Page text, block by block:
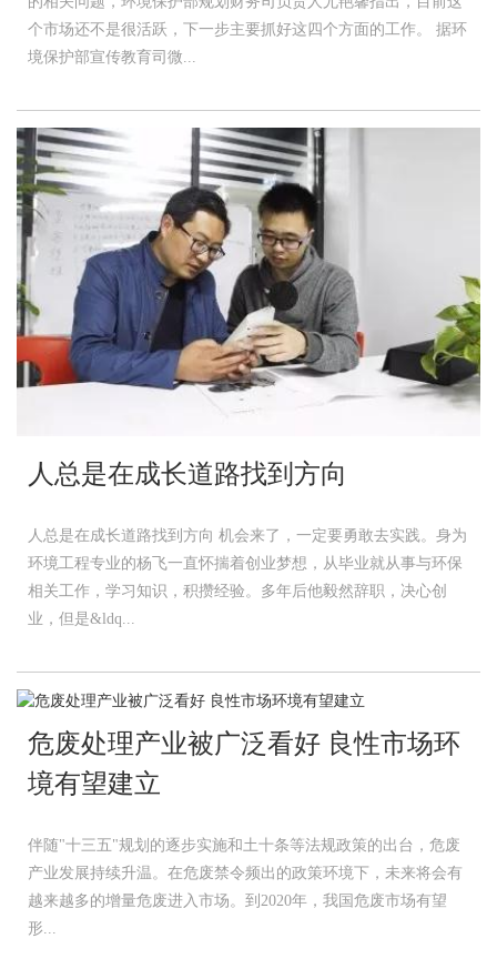
个市场还不是很活跃，下一步主要抓好这四个方面的工作。 据环
境保护部宣传教育司微...
人总是在成长道路找到方向
人总是在成长道路找到方向 机会来了，一定要勇敢去实践。身为
环境工程专业的杨飞一直怀揣着创业梦想，从毕业就从事与环保
相关工作，学习知识，积攒经验。多年后他毅然辞职，决心创
业，但是&ldq...
危废处理产业被广泛看好 良性市场环
境有望建立
伴随"十三五"规划的逐步实施和土十条等法规政策的出台，危废
产业发展持续升温。在危废禁令频出的政策环境下，未来将会有
越来越多的增量危废进入市场。到2020年，我国危废市场有望
形...